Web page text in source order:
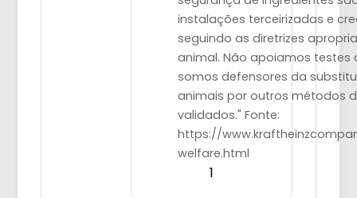
instalações terceirizadas e
seguindo as diretrizes
animal. Não apoiamos testes
somos defensores da
animais por outros métodos
validados." Fonte:
https://
welfare.html
1